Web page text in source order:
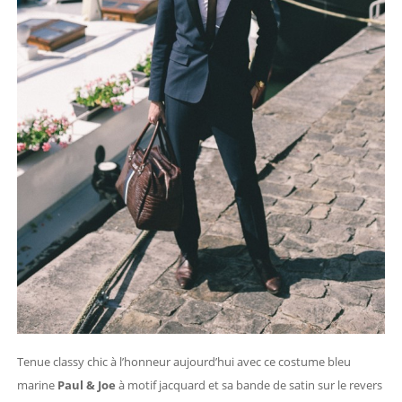
Tenue classy chic à l’honneur aujourd’hui avec ce costume bleu
marine Paul & Joe à motif jacquard et sa bande de satin sur le revers